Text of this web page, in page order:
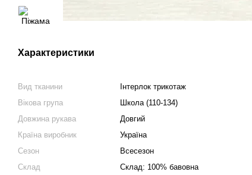
Характеристики
Вид тканини
Інтерлок трикотаж
Вікова група
Школа (110-134)
Довжина рукава
Довгий
Країна виробник
Україна
Сезон
Всесезон
Склад
Склад: 100% бавовна